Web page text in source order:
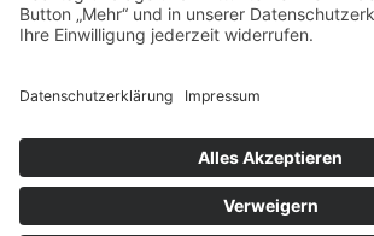
Copyright 2026 ©RONTOOL